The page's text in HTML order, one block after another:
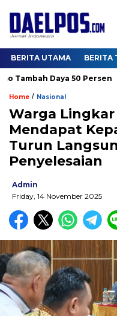
BERITA UTAMA BERITA
Daya 50 Persen
Home / Nasional
Warga
Mendapat
Turun
Penyelesaian
Admin
Friday, 14 November 2025